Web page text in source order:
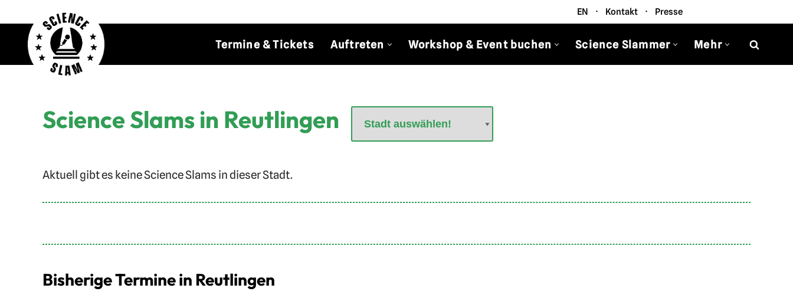
Zum
Inhalt
springen
EN · Kontakt · Presse
Termine & Tickets Auftreten Workshop & Event buchen Science Slammer Mehr
Science Slams in Reutlingen
Aktuell gibt es keine Science Slams in dieser Stadt.
Bisherige Termine in Reutlingen